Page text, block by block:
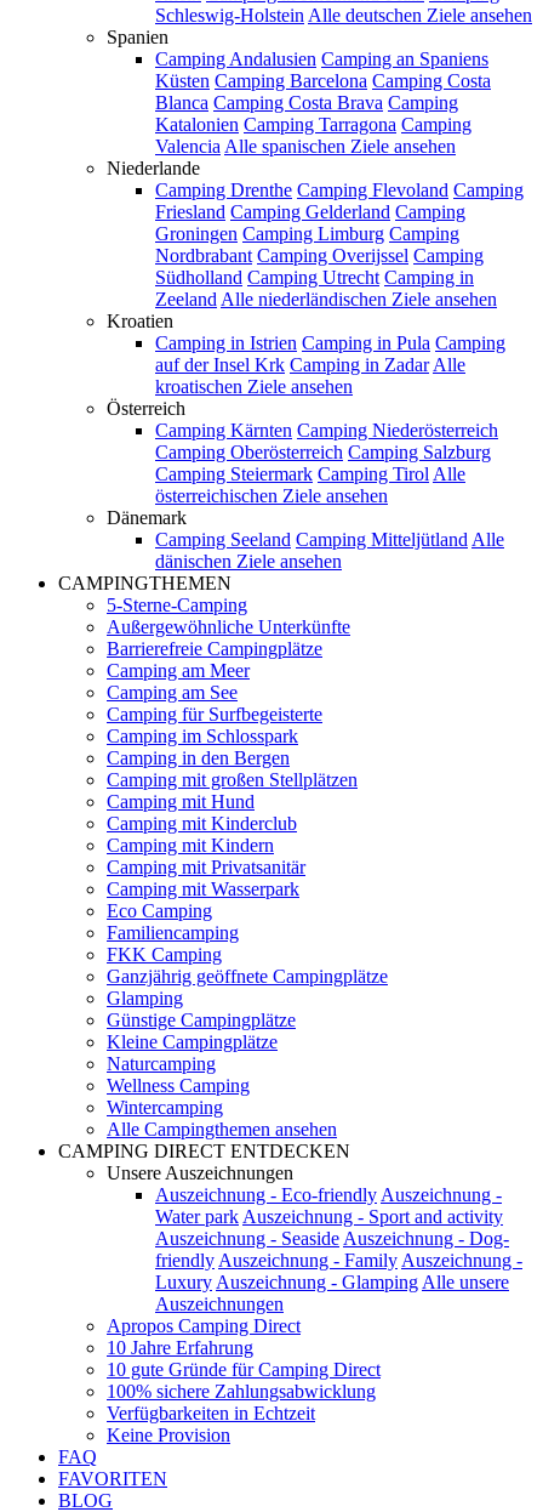
Schleswig-Holstein Alle deutschen Ziele ansehen
Spanien
Camping Andalusien Camping an Spaniens
Küsten Camping Barcelona Camping Costa
Blanca Camping Costa Brava Camping
Katalonien Camping Tarragona Camping
Valencia Alle spanischen Ziele ansehen
Niederlande
Camping Drenthe Camping Flevoland Camping
Friesland Camping Gelderland Camping
Groningen Camping Limburg Camping
Nordbrabant Camping Overijssel Camping
Südholland Camping Utrecht Camping in
Zeeland Alle niederländischen Ziele ansehen
Kroatien
Camping in Istrien Camping in Pula Camping
auf der Insel Krk Camping in Zadar Alle
kroatischen Ziele ansehen
Österreich
Camping Kärnten Camping Niederösterreich
Camping Oberösterreich Camping Salzburg
Camping Steiermark Camping Tirol Alle
österreichischen Ziele ansehen
Dänemark
Camping Seeland Camping Mitteljütland Alle
dänischen Ziele ansehen
CAMPINGTHEMEN
5-Sterne-Camping
Außergewöhnliche Unterkünfte
Barrierefreie Campingplätze
Camping am Meer
Camping am See
Camping für Surfbegeisterte
Camping im Schlosspark
Camping in den Bergen
Camping mit großen Stellplätzen
Camping mit Hund
Camping mit Kinderclub
Camping mit Kindern
Camping mit Privatsanitär
Camping mit Wasserpark
Eco Camping
Familiencamping
FKK Camping
Ganzjährig geöffnete Campingplätze
Glamping
Günstige Campingplätze
Kleine Campingplätze
Naturcamping
Wellness Camping
Wintercamping
Alle Campingthemen ansehen
CAMPING DIRECT ENTDECKEN
Unsere Auszeichnungen
Auszeichnung - Eco-friendly Auszeichnung -
Water park Auszeichnung - Sport and activity
Auszeichnung - Seaside Auszeichnung - Dog-
friendly Auszeichnung - Family Auszeichnung -
Luxury Auszeichnung - Glamping Alle unsere
Auszeichnungen
Apropos Camping Direct
10 Jahre Erfahrung
10 gute Gründe für Camping Direct
100% sichere Zahlungsabwicklung
Verfügbarkeiten in Echtzeit
Keine Provision
FAQ
FAVORITEN
BLOG